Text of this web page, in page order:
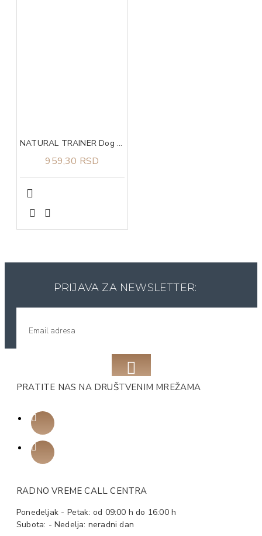
NATURAL TRAINER Dog sa svežom piletinom za štence i mlade pse malih rasa 800g
959,30 RSD
PRIJAVA ZA NEWSLETTER:
PRATITE NAS NA DRUŠTVENIM MREŽAMA
RADNO VREME CALL CENTRA
Ponedeljak - Petak: od 09:00 h do 16:00 h
Subota: - Nedelja: neradni dan